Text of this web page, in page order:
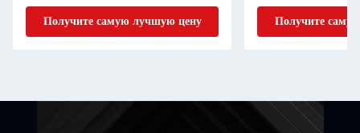
цифровой код пин камера замок
Получите самую лучшую цену
бесключевым
Получите